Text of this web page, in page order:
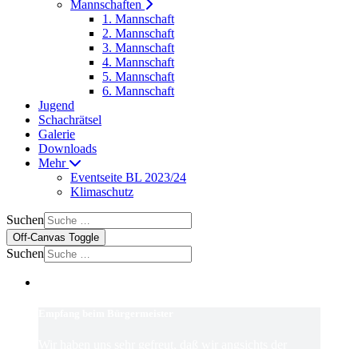
Mannschaften
1. Mannschaft
2. Mannschaft
3. Mannschaft
4. Mannschaft
5. Mannschaft
6. Mannschaft
Jugend
Schachrätsel
Galerie
Downloads
Mehr
Eventseite BL 2023/24
Klimaschutz
Suchen
Off-Canvas Toggle
Suchen